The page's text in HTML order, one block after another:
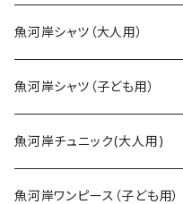
魚河岸シャツ（大人用）
SSサイズ
Sサイズ
Mサイズ
魚河岸シャツ（子ども用）
90cm
100cm
魚河岸チュニック(大人用)
魚河岸ワンピース（子ども用）